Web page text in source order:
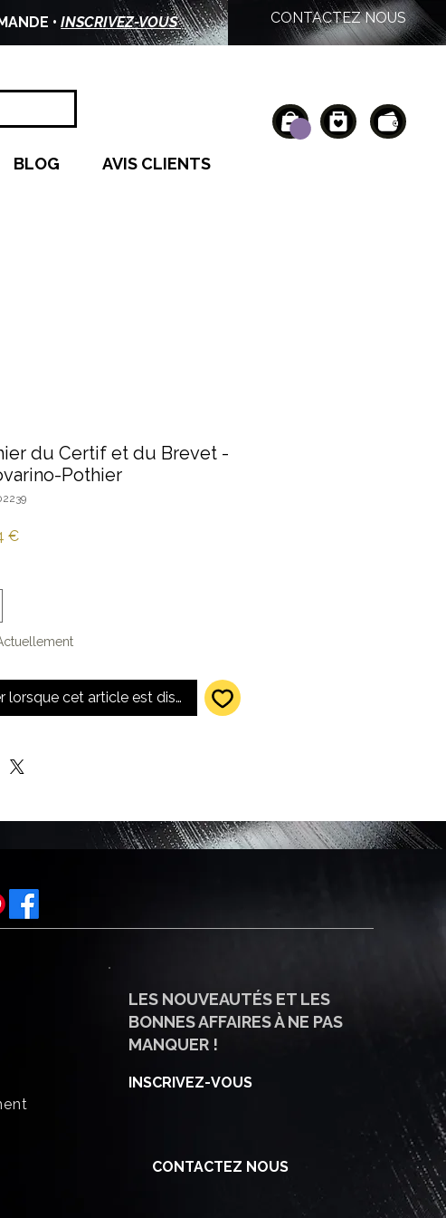
•INSCRIVEZ-VOUS CONTACTEZ NOUS
BLOG AVIS CLIENTS
du Certif et du Brevet -
Pothier
€Prix
lorsque cet article est disponible
LES NOUVEAUTÉS ET LES
BONNES AFFAIRES À NE PAS
MANQUER !
INSCRIVEZ-VOUS
CONTACTEZ NOUS